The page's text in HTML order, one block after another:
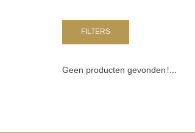
FILTERS
Geen producten gevonden!...